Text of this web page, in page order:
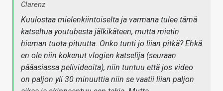
Clarenz
Kuulostaa mielenkiintoiselta ja varmana tulee tämä
katseltua youtubesta jälkikäteen, mutta mietin
hieman tuota pituutta. Onko tunti jo liian pitkä? Ehkä
en ole niin kokenut vlogien katselija (seuraan
pääasiassa pelivideoita), niin tuntuu että jos video
on paljon yli 30 minuuttia niin se vaatii liian paljon